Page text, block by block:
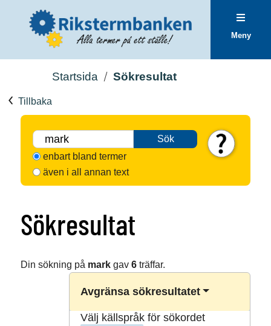
Meny
Startsida Sökresultat
Tillbaka
Sök
enbart bland termer
även i all annan text
Sökresultat
Din sökning på markgav 6träffar.
Avgränsa sökresultatet
Välj källspråk för sökordet